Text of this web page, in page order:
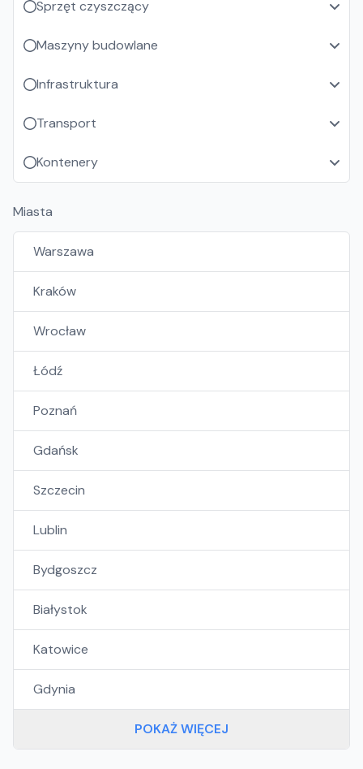
Sprzęt czyszczący
Maszyny budowlane
Infrastruktura
Transport
Kontenery
Miasta
Warszawa
Kraków
Wrocław
Łódź
Poznań
Gdańsk
Szczecin
Lublin
Bydgoszcz
Białystok
Katowice
Gdynia
POKAŻ WIĘCEJ